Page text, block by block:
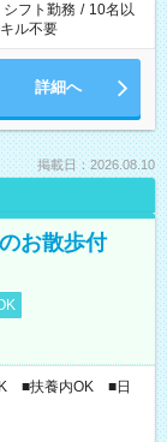
シフト勤務 / 10名以
ル不要
詳細へ
掲載日：2026.08.10
お散歩付
■扶養内OK ■日